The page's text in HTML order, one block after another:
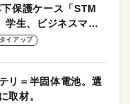
保護ケース「STM
生、ビジネスマン
適！
タイアップ
リ＝半固体電池。選
取材。